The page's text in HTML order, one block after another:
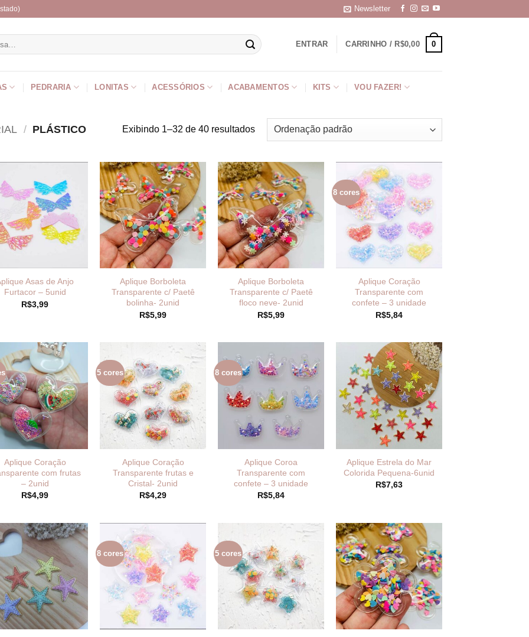
Newsletter
ENTRAR CARRINHO / R$0,00 0
PEDRARIA LONITAS ACESSÓRIOS ACABAMENTOS KITS VOU FAZER!
/ PLÁSTICO Exibindo 1–32 de 40 resultados
Asas de Anjo
Furtacor – 5unid
R$3,99
Aplique Borboleta
Transparente c/ Paetê
bolinha- 2unid
R$5,99
Aplique Borboleta
Transparente c/ Paetê
floco neve- 2unid
R$5,99
8 cores
Aplique Coração
Transparente com
confete – 3 unidade
R$5,84
Aplique Coração
com frutas
– 2unid
R$4,99
5 cores
Aplique Coração
Transparente frutas e
Cristal- 2unid
R$4,29
8 cores
Aplique Coroa
Transparente com
confete – 3 unidade
R$5,84
Aplique Estrela do Mar
Colorida Pequena-6unid
R$7,63
8 cores 5 cores